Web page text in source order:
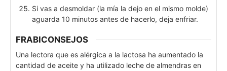
Si vas a desmoldar (la mía la dejo en el mismo molde)
aguarda 10 minutos antes de hacerlo, deja enfriar.
FRABICONSEJOS
Una lectora que es alérgica a la lactosa ha aumentado la
cantidad de aceite y ha utilizado leche de almendras en